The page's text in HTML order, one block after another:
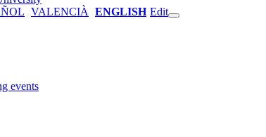
VALENCIÀ ENGLISH Edit
events